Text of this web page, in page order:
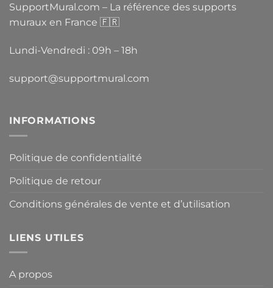
SupportMural.com – La référence des supports
muraux en France 🇫🇷
Lundi-Vendredi : 09h – 18h
support@supportmural.com
INFORMATIONS
Politique de confidentialité
Politique de retour
Conditions générales de vente et d’utilisation
LIENS UTILES
A propos